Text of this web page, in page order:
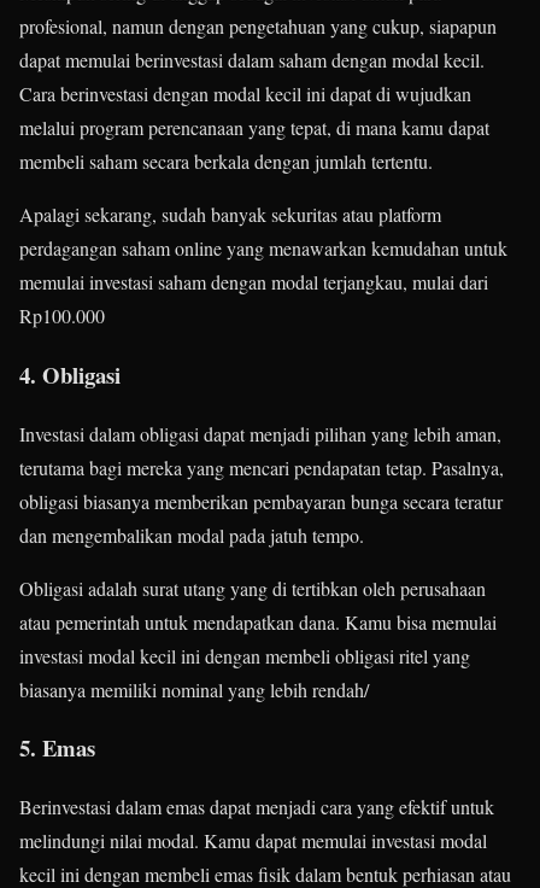
profesional, namun dengan pengetahuan yang cukup, siapapun
dapat memulai berinvestasi dalam saham dengan modal kecil.
Cara berinvestasi dengan modal kecil ini dapat di wujudkan
melalui program perencanaan yang tepat, di mana kamu dapat
membeli saham secara berkala dengan jumlah tertentu.
Apalagi sekarang, sudah banyak sekuritas atau platform
perdagangan saham online yang menawarkan kemudahan untuk
memulai investasi saham dengan modal terjangkau, mulai dari
Rp100.000
4. Obligasi
Investasi dalam obligasi dapat menjadi pilihan yang lebih aman,
terutama bagi mereka yang mencari pendapatan tetap. Pasalnya,
obligasi biasanya memberikan pembayaran bunga secara teratur
dan mengembalikan modal pada jatuh tempo.
Obligasi adalah surat utang yang di tertibkan oleh perusahaan
atau pemerintah untuk mendapatkan dana. Kamu bisa memulai
investasi modal kecil ini dengan membeli obligasi ritel yang
biasanya memiliki nominal yang lebih rendah/
5. Emas
Berinvestasi dalam emas dapat menjadi cara yang efektif untuk
melindungi nilai modal. Kamu dapat memulai investasi modal
kecil ini dengan membeli emas fisik dalam bentuk perhiasan atau